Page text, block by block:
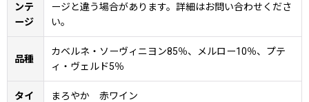
ンテ
ージ
ージと違う場合があります。詳細はお問い合わせくださ
い。
品種
カベルネ・ソーヴィニヨン85％、メルロー10％、プテ
ィ・ヴェルド5％
タイ
まろやか 赤ワイン